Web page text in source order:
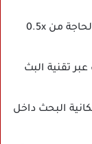
إمكانية تسريع الفيديو أو إبطائه حسب الحاجة من 0.5x
تقنية البث
البحث داخل